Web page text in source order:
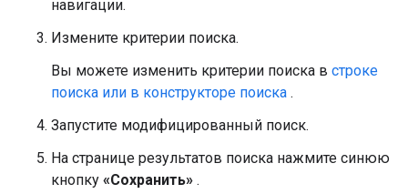
навигации.
Измените критерии поиска.
Вы можете изменить критерии поиска в строке
поиска или в конструкторе поиска .
Запустите модифицированный поиск.
На странице результатов поиска нажмите синюю
кнопку «Сохранить» .